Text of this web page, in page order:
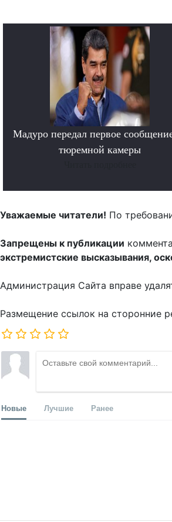
Мадуро передал первое
тюремной камеры
Уважаемые читатели! По
Запрещены к публикации
экстремистские высказывания,
Администрация Сайта вправе
Размещение ссылок на сторонние
Новые Лучшие Ранее